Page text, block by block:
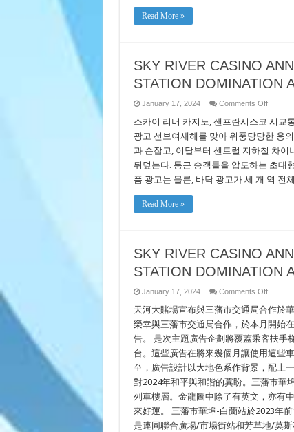
Read More »
SKY RIVER CASINO
STATION DOMINATION
January 17, 2024 Comments Offon
RIVER
CASINO
WITH
SFMTA
IN
스카이 리버 카지노, 샌프란시스코 시교
광고 선보여새해를 맞아 위풍당당한 용
과 손잡고, 이달부터 센트럴 지하철 차
뒤덮는다. 통근 승객들을 압도하는 초대
폼 광고는 물론, 바닥 광고가 세 개 역 전
Read More »
SKY RIVER CASINO
STATION DOMINATION
January 17, 2024 Comments Offon
RIVER
WITH
SFMTA
IN
AT
ROSE
PAK
天河大賭場宣布與三藩市交通局合作於
榮幸與三藩市交通局合作，於本月開始
告。 是次主題廣告企劃將覆蓋乘客扶手
台。這些廣告在將來幾個月讓使用這些
至，廣告設計以大地色系作背景，配上
對2024年和平與和諧的冀盼。三藩市華
列車樓層。金龍圖中除了有英文，亦有
來好運。 三藩市華埠-白蘭站於2023年
是連同聯合廣場/市場街站和芳草地/莫